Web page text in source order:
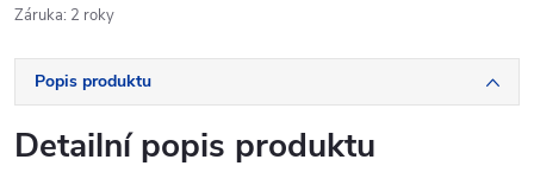
Záruka: 2 roky
Popis produktu
Detailní popis produktu